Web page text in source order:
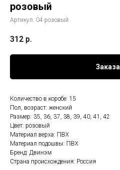
розовый
Артикул: 04 розовый
312 р.
Количество в коробе: 15
Пол, возраст: женский
Размер: 35, 36, 37, 38, 39, 40, 41, 42
Цвет: розовый
Материал верха: ПВХ
Материал подошвы: ПВХ
Бренд: Двинэм
Страна происхождения: Россия